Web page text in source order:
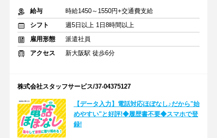
給与
時給1450～1550円+交通費支給
シフト
週5日以上 1日8時間以上
雇用形態
派遣社員
アクセス
新大阪駅 徒歩6分
株式会社スタッフサービス/37-04375127
【データ入力】電話対応ほぼなし♪だから"始
めやすい"と好評!◆履歴書不要◆スマホで登
録!